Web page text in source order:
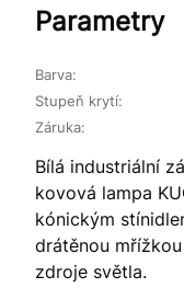
Parametry
Barva:
Stupeň krytí:
Záruka:
Bílá industriální
kovová lampa
kónickým
drátěnou
zdroje světla.